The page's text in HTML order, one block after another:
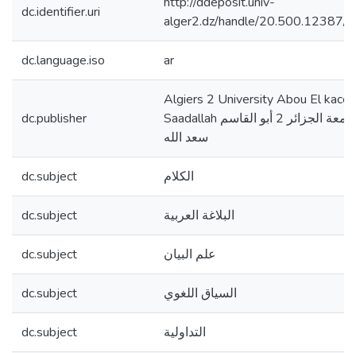
dc.identifier.uri
alger2.dz/handle/20.500.12387/
dc.language.iso ar
dc.publisher
Algiers 2 University Abou El
Saadallah جامعة الجزائر 2 أبو القاسم
سعد الله
dc.subject الكلام
dc.subject البلاغة العربية
dc.subject علم البيان
dc.subject السياق اللغوي
dc.subject التداولية